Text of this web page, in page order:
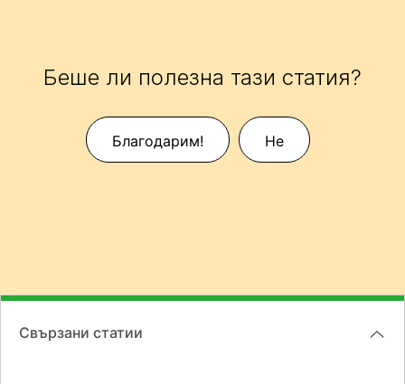
Беше ли полезна тази статия?
Благодарим! Не
Свързани статии